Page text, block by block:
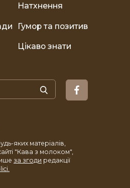
Натхнення
Гумор та позитив
Цікаво знати
яких матеріалів,
"Кава з молоком",
за згоди редакції